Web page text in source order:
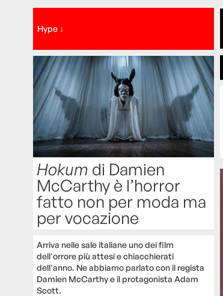
Hype ↓
Hokum di Damien
McCarthy è l’horror
fatto non per moda ma
per vocazione
Arriva nelle sale italiane uno dei film
dell'orrore più attesi e chiacchierati
dell'anno. Ne abbiamo parlato con il regista
Damien McCarthy e il protagonista Adam
Scott.